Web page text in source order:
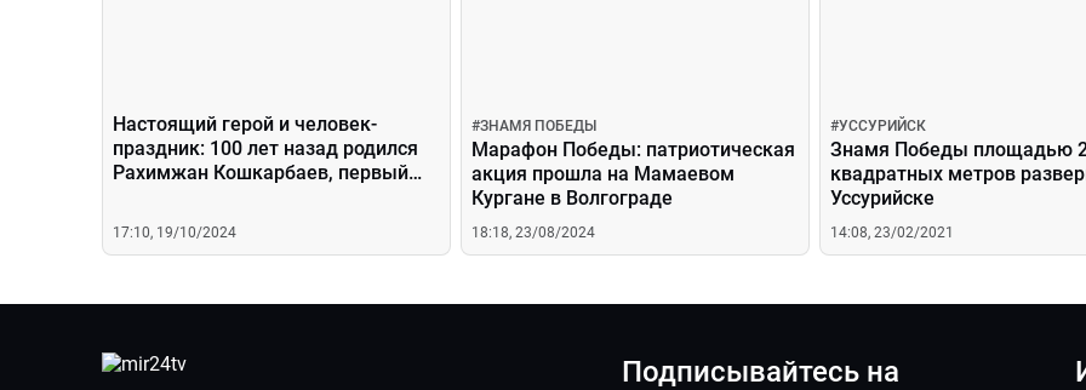
Настоящий герой и человек-
праздник: 100 лет назад родился
Рахимжан Кошкарбаев, первый
17:10, 19/10/2024
#ЗНАМЯ ПОБЕДЫ
Марафон Победы: патриотическая
акция прошла на Мамаевом
Кургане в Волгограде
18:18, 23/08/2024
#УССУРИЙСК
Знамя Победы площадью
квадратных метров
Уссурийске
14:08, 23/02/2021
Подписывайтесь на